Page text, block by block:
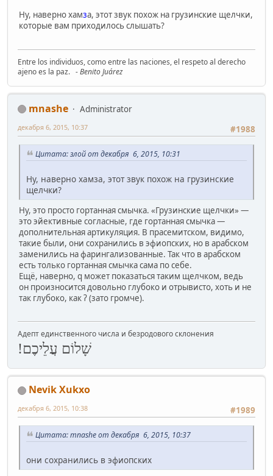
Ну, наверно хамза, этот звук похож на грузинские щелчки,
которые вам приходилось слышать?
Entre los individuos, como entre las naciones, el respeto al derecho
ajeno es la paz. - Benito Juárez
mnashe
Administrator
#1988
декабря 6, 2015, 10:37
Цитата: злой от декабря 6, 2015, 10:31
Ну, наверно хамза, этот звук похож на грузинские
щелчки?
Ну, это просто гортанная смычка. «Грузинские щелчки» —
это эйективные согласные, где гортанная смычка —
дополнительная артикуляция. В прасемитском, видимо,
такие были, они сохранились в эфиопских, но в арабском
заменились на фарингализованные. Так что в арабском
есть только гортанная смычка сама по себе.
Ещё, наверно, q может показаться таким щелчком, ведь
он произносится довольно глубоко и отрывисто, хоть и не
так глубоко, как ʔ (зато громче).
Адепт единственного числа и безродового склонения
שָׁלוֹם עֲלֵיכֶם!
Nevik Xukxo
#1989
декабря 6, 2015, 10:38
Цитата: mnashe от декабря 6, 2015, 10:37
они сохранились в эфиопских